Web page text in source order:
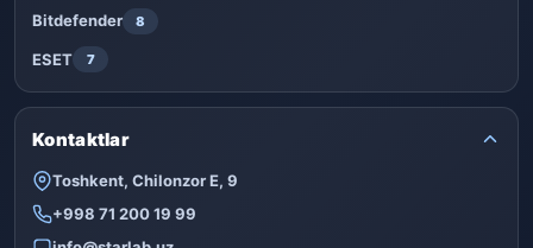
Bitdefender 8
ESET 7
Kontaktlar
Toshkent, Chilonzor E, 9
+998 71 200 19 99